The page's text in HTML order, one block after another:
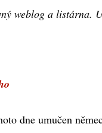
weblog a listárna.
dne umučen